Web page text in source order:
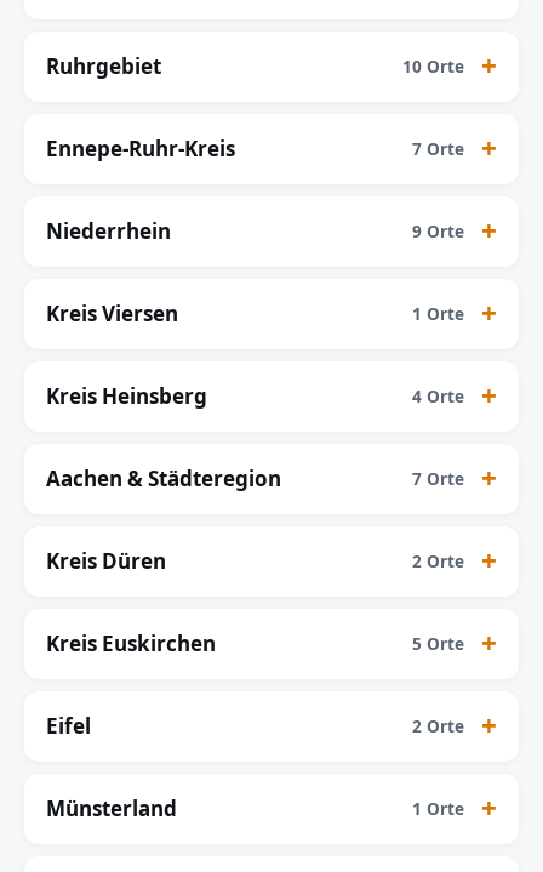
Ruhrgebiet 10 Orte
Ennepe-Ruhr-Kreis 7 Orte
Niederrhein 9 Orte
Kreis Viersen 1 Orte
Kreis Heinsberg 4 Orte
Aachen & Städteregion 7 Orte
Kreis Düren 2 Orte
Kreis Euskirchen 5 Orte
Eifel 2 Orte
Münsterland 1 Orte